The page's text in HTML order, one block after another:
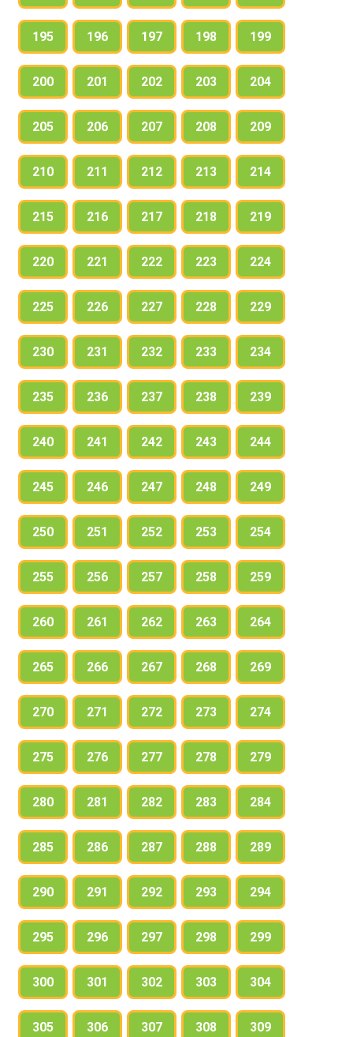
195 196 197 198 199
200 201 202 203 204
205 206 207 208 209
210 211 212 213 214
215 216 217 218 219
220 221 222 223 224
225 226 227 228 229
230 231 232 233 234
235 236 237 238 239
240 241 242 243 244
245 246 247 248 249
250 251 252 253 254
255 256 257 258 259
260 261 262 263 264
265 266 267 268 269
270 271 272 273 274
275 276 277 278 279
280 281 282 283 284
285 286 287 288 289
290 291 292 293 294
295 296 297 298 299
300 301 302 303 304
305 306 307 308 309